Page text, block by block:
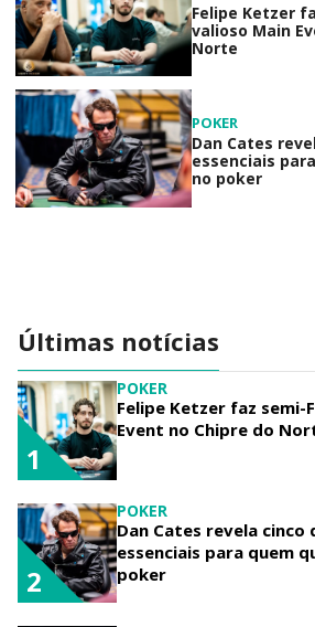
Felipe Ketzer
valioso Main
Norte
POKER
Dan Cates
essenciais
no poker
Últimas notícias
POKER
Felipe Ketzer faz semi-
Event no Chipre do
1
POKER
Dan Cates revela cinco
essenciais para quem
poker
2